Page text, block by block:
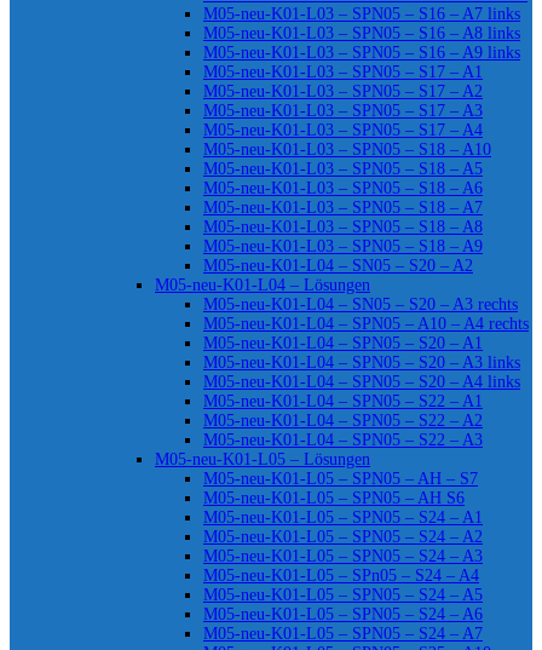
M05-neu-K01-L03 – SPN05 – S16 – A7 links
M05-neu-K01-L03 – SPN05 – S16 – A8 links
M05-neu-K01-L03 – SPN05 – S16 – A9 links
M05-neu-K01-L03 – SPN05 – S17 – A1
M05-neu-K01-L03 – SPN05 – S17 – A2
M05-neu-K01-L03 – SPN05 – S17 – A3
M05-neu-K01-L03 – SPN05 – S17 – A4
M05-neu-K01-L03 – SPN05 – S18 – A10
M05-neu-K01-L03 – SPN05 – S18 – A5
M05-neu-K01-L03 – SPN05 – S18 – A6
M05-neu-K01-L03 – SPN05 – S18 – A7
M05-neu-K01-L03 – SPN05 – S18 – A8
M05-neu-K01-L03 – SPN05 – S18 – A9
M05-neu-K01-L04 – SN05 – S20 – A2
M05-neu-K01-L04 – Lösungen
M05-neu-K01-L04 – SN05 – S20 – A3 rechts
M05-neu-K01-L04 – SPN05 – A10 – A4 rechts
M05-neu-K01-L04 – SPN05 – S20 – A1
M05-neu-K01-L04 – SPN05 – S20 – A3 links
M05-neu-K01-L04 – SPN05 – S20 – A4 links
M05-neu-K01-L04 – SPN05 – S22 – A1
M05-neu-K01-L04 – SPN05 – S22 – A2
M05-neu-K01-L04 – SPN05 – S22 – A3
M05-neu-K01-L05 – Lösungen
M05-neu-K01-L05 – SPN05 – AH – S7
M05-neu-K01-L05 – SPN05 – AH S6
M05-neu-K01-L05 – SPN05 – S24 – A1
M05-neu-K01-L05 – SPN05 – S24 – A2
M05-neu-K01-L05 – SPN05 – S24 – A3
M05-neu-K01-L05 – SPn05 – S24 – A4
M05-neu-K01-L05 – SPN05 – S24 – A5
M05-neu-K01-L05 – SPN05 – S24 – A6
M05-neu-K01-L05 – SPN05 – S24 – A7